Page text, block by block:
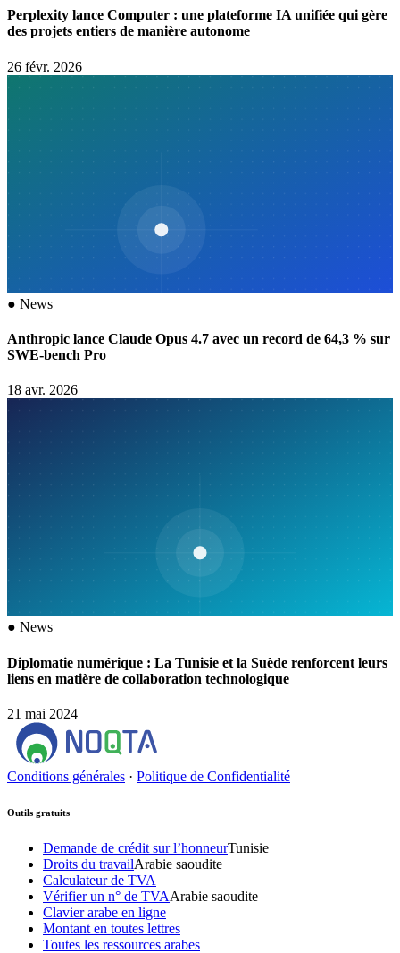
Perplexity lance Computer : une plateforme IA unifiée qui gère
des projets entiers de manière autonome
26 févr. 2026
● News
Anthropic lance Claude Opus 4.7 avec un record de 64,3 % sur
SWE-bench Pro
18 avr. 2026
● News
Diplomatie numérique : La Tunisie et la Suède renforcent leurs
liens en matière de collaboration technologique
21 mai 2024
Conditions générales · Politique de Confidentialité
Outils gratuits
Demande de crédit sur l’honneurTunisie
Droits du travailArabie saoudite
Calculateur de TVA
Vérifier un n° de TVAArabie saoudite
Clavier arabe en ligne
Montant en toutes lettres
Toutes les ressources arabes